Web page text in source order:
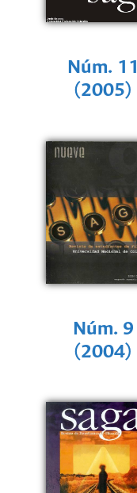
Núm. 11
(2005)
Núm. 9
(2004)